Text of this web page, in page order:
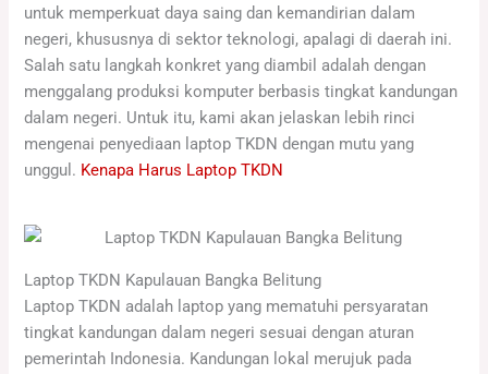
untuk memperkuat daya saing dan kemandirian dalam
negeri, khususnya di sektor teknologi, apalagi di daerah ini.
Salah satu langkah konkret yang diambil adalah dengan
menggalang produksi komputer berbasis tingkat kandungan
dalam negeri. Untuk itu, kami akan jelaskan lebih rinci
mengenai penyediaan laptop TKDN dengan mutu yang
unggul. Kenapa Harus Laptop TKDN
Laptop TKDN Kapulauan Bangka Belitung
Laptop TKDN adalah laptop yang mematuhi persyaratan
tingkat kandungan dalam negeri sesuai dengan aturan
pemerintah Indonesia. Kandungan lokal merujuk pada